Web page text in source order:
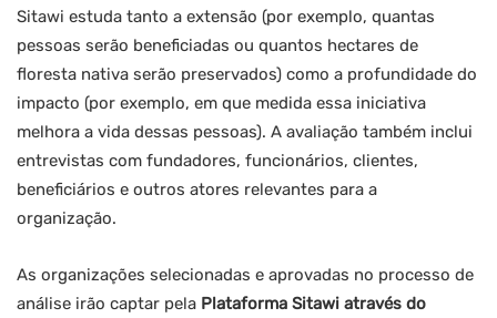
Sitawi estuda tanto a extensão (por exemplo, quantas
pessoas serão beneficiadas ou quantos hectares de
floresta nativa serão preservados) como a profundidade do
impacto (por exemplo, em que medida essa iniciativa
melhora a vida dessas pessoas). A avaliação também inclui
entrevistas com fundadores, funcionários, clientes,
beneficiários e outros atores relevantes para a
organização.
As organizações selecionadas e aprovadas no processo de
análise irão captar pela Plataforma Sitawi através do